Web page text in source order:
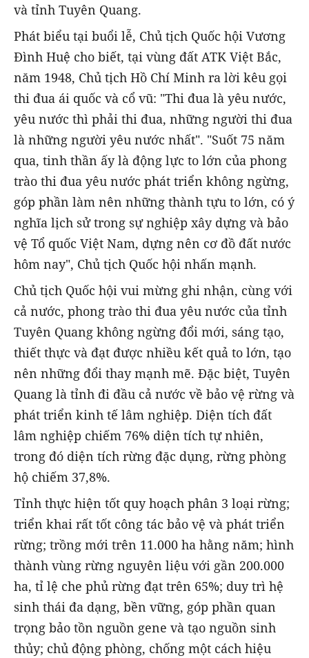
và tỉnh Tuyên Quang.
Phát biểu tại buổi lễ, Chủ tịch Quốc hội Vương
Đình Huệ cho biết, tại vùng đất ATK Việt Bắc,
năm 1948, Chủ tịch Hồ Chí Minh ra lời kêu gọi
thi đua ái quốc và cổ vũ: "Thi đua là yêu nước,
yêu nước thì phải thi đua, những người thi đua
là những người yêu nước nhất". "Suốt 75 năm
qua, tinh thần ấy là động lực to lớn của phong
trào thi đua yêu nước phát triển không ngừng,
góp phần làm nên những thành tựu to lớn, có ý
nghĩa lịch sử trong sự nghiệp xây dựng và bảo
vệ Tổ quốc Việt Nam, dựng nên cơ đồ đất nước
hôm nay", Chủ tịch Quốc hội nhấn mạnh.
Chủ tịch Quốc hội vui mừng ghi nhận, cùng với
cả nước, phong trào thi đua yêu nước của tỉnh
Tuyên Quang không ngừng đổi mới, sáng tạo,
thiết thực và đạt được nhiều kết quả to lớn, tạo
nên những đổi thay mạnh mẽ. Đặc biệt, Tuyên
Quang là tỉnh đi đầu cả nước về bảo vệ rừng và
phát triển kinh tế lâm nghiệp. Diện tích đất
lâm nghiệp chiếm 76% diện tích tự nhiên,
trong đó diện tích rừng đặc dụng, rừng phòng
hộ chiếm 37,8%.
Tỉnh thực hiện tốt quy hoạch phân 3 loại rừng;
triển khai rất tốt công tác bảo vệ và phát triển
rừng; trồng mới trên 11.000 ha hằng năm; hình
thành vùng rừng nguyên liệu với gần 200.000
ha, tỉ lệ che phủ rừng đạt trên 65%; duy trì hệ
sinh thái đa dạng, bền vững, góp phần quan
trọng bảo tồn nguồn gene và tạo nguồn sinh
thủy; chủ động phòng, chống một cách hiệu